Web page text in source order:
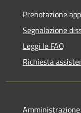
Prenotazione
Segnalazione
Leggi le FAQ
Richiesta